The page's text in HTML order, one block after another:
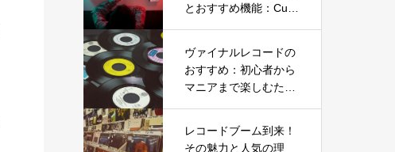
とおすすめ機能：Cub
ヴァイナルレコードの
おすすめ：初心者から
マニアまで楽しむため
レコードブーム到来！
その魅力と人気の理